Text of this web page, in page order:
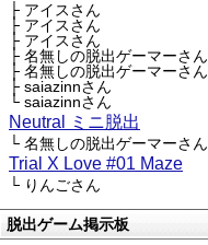
├ アイスさん
├ アイスさん
├ アイスさん
├ 名無しの脱出ゲーマーさん
├ 名無しの脱出ゲーマーさん
├ saiazinnさん
└ saiazinnさん
Neutral ミニ脱出
└ 名無しの脱出ゲーマーさん
Trial X Love #01 Maze
└ りんごさん
脱出ゲーム掲示板